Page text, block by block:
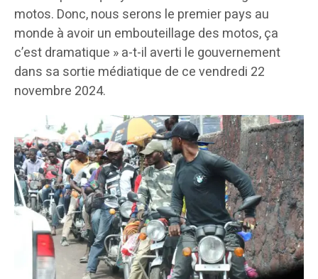
motos. Donc, nous serons le premier pays au
monde à avoir un embouteillage des motos, ça
c’est dramatique » a-t-il averti le gouvernement
dans sa sortie médiatique de ce vendredi 22
novembre 2024.